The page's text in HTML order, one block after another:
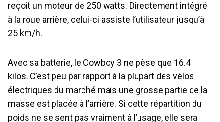
reçoit un moteur de 250 watts. Directement intégré
à la roue arrière, celui-ci assiste l’utilisateur jusqu’à
25 km/h.
Avec sa batterie, le Cowboy 3 ne pèse que 16.4
kilos. C’est peu par rapport à la plupart des vélos
électriques du marché mais une grosse partie de la
masse est placée à l’arrière. Si cette répartition du
poids ne se sent pas vraiment à l’usage, elle sera